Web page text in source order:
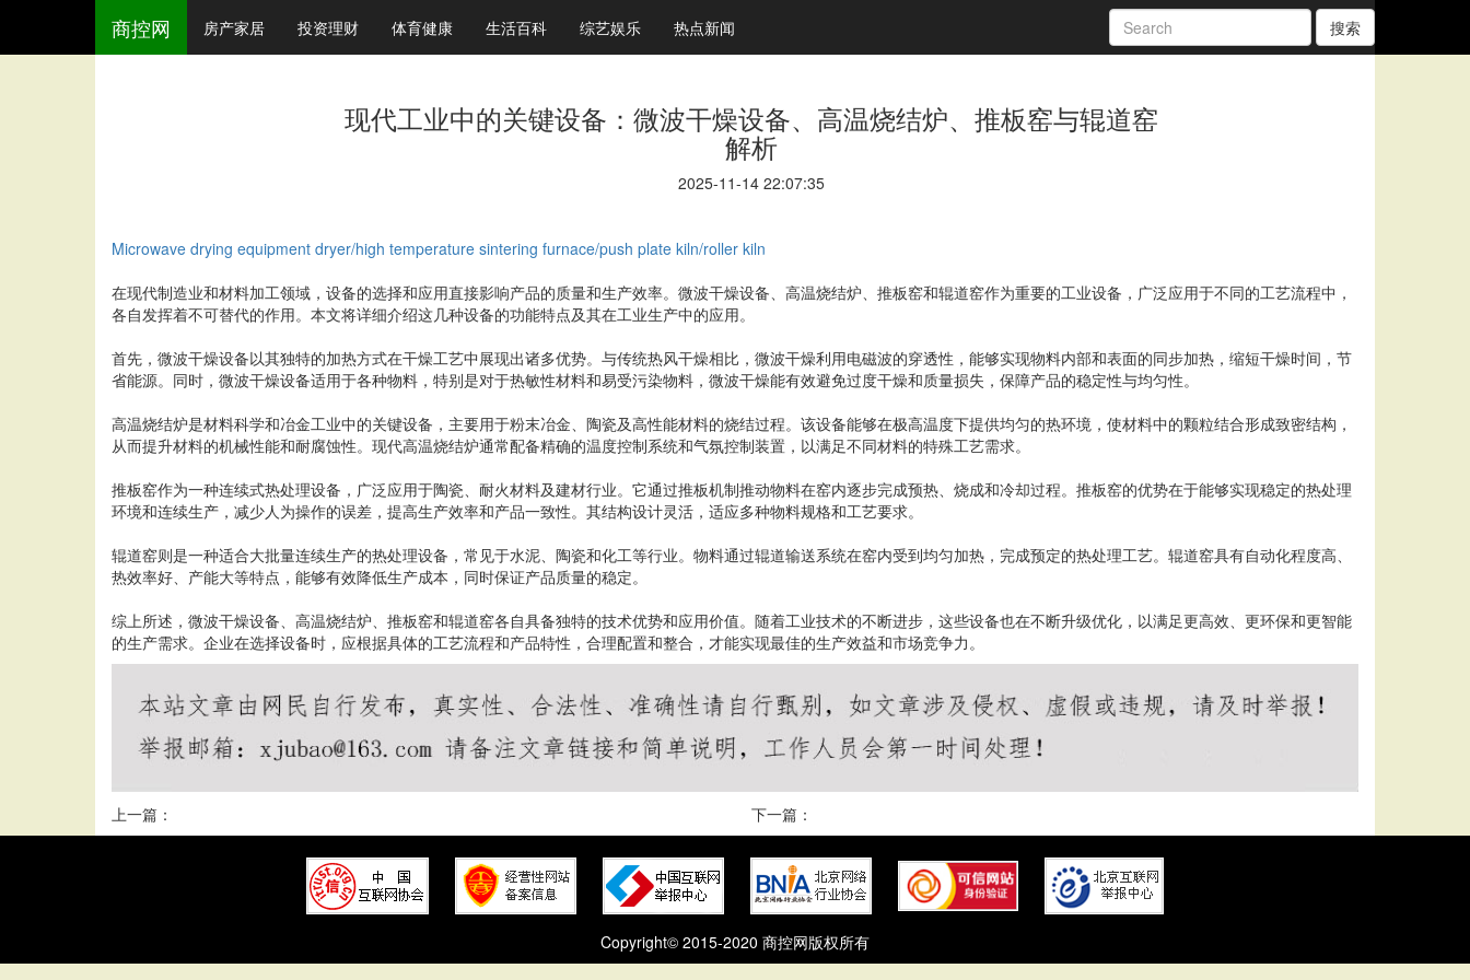
商控网 房产家居 投资理财 体育健康 生活百科 综艺娱乐 热点新闻 搜索
现代工业中的关键设备：微波干燥设备、高温烧结炉、推板窑与辊道窑
解析
2025-11-14 22:07:35
Microwave drying equipment dryer/high temperature sintering furnace/push plate kiln/roller kiln
在现代制造业和材料加工领域，设备的选择和应用直接影响产品的质量和生产效率。微波干燥设备、高温烧结炉、推板窑和辊道窑作为重要的工业设备，广泛应用于不同的工艺流程中，
各自发挥着不可替代的作用。本文将详细介绍这几种设备的功能特点及其在工业生产中的应用。
首先，微波干燥设备以其独特的加热方式在干燥工艺中展现出诸多优势。与传统热风干燥相比，微波干燥利用电磁波的穿透性，能够实现物料内部和表面的同步加热，缩短干燥时间，节
省能源。同时，微波干燥设备适用于各种物料，特别是对于热敏性材料和易受污染物料，微波干燥能有效避免过度干燥和质量损失，保障产品的稳定性与均匀性。
高温烧结炉是材料科学和冶金工业中的关键设备，主要用于粉末冶金、陶瓷及高性能材料的烧结过程。该设备能够在极高温度下提供均匀的热环境，使材料中的颗粒结合形成致密结构，
从而提升材料的机械性能和耐腐蚀性。现代高温烧结炉通常配备精确的温度控制系统和气氛控制装置，以满足不同材料的特殊工艺需求。
推板窑作为一种连续式热处理设备，广泛应用于陶瓷、耐火材料及建材行业。它通过推板机制推动物料在窑内逐步完成预热、烧成和冷却过程。推板窑的优势在于能够实现稳定的热处理
环境和连续生产，减少人为操作的误差，提高生产效率和产品一致性。其结构设计灵活，适应多种物料规格和工艺要求。
辊道窑则是一种适合大批量连续生产的热处理设备，常见于水泥、陶瓷和化工等行业。物料通过辊道输送系统在窑内受到均匀加热，完成预定的热处理工艺。辊道窑具有自动化程度高、
热效率好、产能大等特点，能够有效降低生产成本，同时保证产品质量的稳定。
综上所述，微波干燥设备、高温烧结炉、推板窑和辊道窑各自具备独特的技术优势和应用价值。随着工业技术的不断进步，这些设备也在不断升级优化，以满足更高效、更环保和更智能
的生产需求。企业在选择设备时，应根据具体的工艺流程和产品特性，合理配置和整合，才能实现最佳的生产效益和市场竞争力。
上一篇： 下一篇：
Copyright© 2015-2020 商控网版权所有